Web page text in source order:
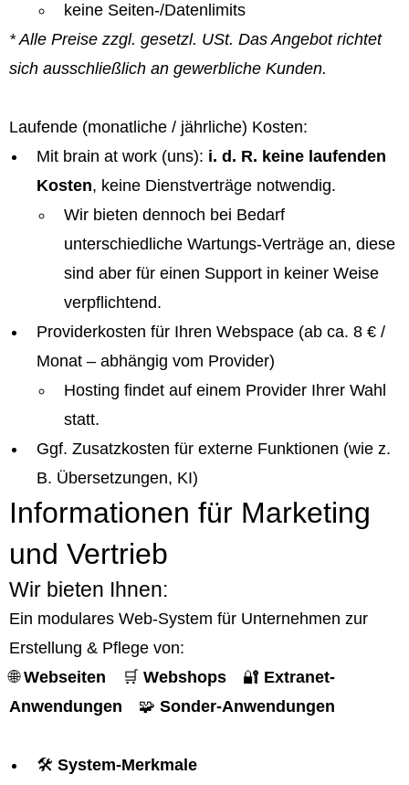
keine Seiten-/Datenlimits
* Alle Preise zzgl. gesetzl. USt. Das Angebot richtet
sich ausschließlich an gewerbliche Kunden.
Laufende (monatliche / jährliche) Kosten:
Mit brain at work (uns): i. d. R. keine laufenden
Kosten, keine Dienstverträge notwendig.
Wir bieten dennoch bei Bedarf
unterschiedliche Wartungs-Verträge an, diese
sind aber für einen Support in keiner Weise
verpflichtend.
Providerkosten für Ihren Webspace (ab ca. 8 € /
Monat – abhängig vom Provider)
Hosting findet auf einem Provider Ihrer Wahl
statt.
Ggf. Zusatzkosten für externe Funktionen (wie z.
B. Übersetzungen, KI)
Informationen für Marketing
und Vertrieb
Wir bieten Ihnen:
Ein modulares Web-System für Unternehmen zur
Erstellung & Pflege von:
🌐Webseiten 🛒 Webshops 🔐 Extranet-
Anwendungen 🧩 Sonder-Anwendungen
🛠️ System-Merkmale